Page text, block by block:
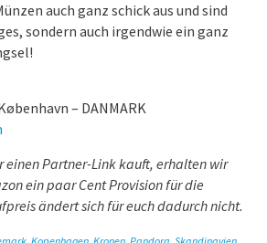
auch ganz schick aus und sind
sondern auch irgendwie ein ganz
– DANMARK
einen Partner-Link kauft, erhalten wir
ein paar Cent Provision für die
ändert sich für euch dadurch nicht.